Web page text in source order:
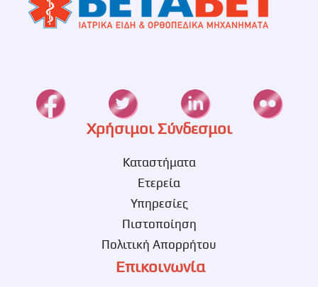
Χρήσιμοι Σύνδεσμοι
Καταστήματα
Ετερεία
Υπηρεσίες
Πιστοποίηση
Πολιτική Απορρήτου
Επικοινωνία